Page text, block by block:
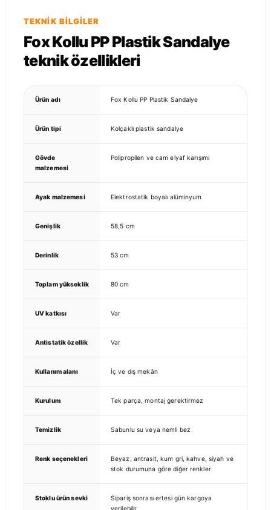
TEKNIK BILGILER
Fox Kollu PP Plastik Sandalye
teknik özellikleri
Ürün adı Fox Kollu PP Plastik Sandalye
Ürün tipi Kolçaklı plastik sandalye
Gövde
malzemesi
Polipropilen ve cam elyaf karışımı
Ayak malzemesi Elektrostatik boyalı alüminyum
Genişlik 58,5 cm
Derinlik 53 cm
Toplam yükseklik 80 cm
UV katkısı Var
Antistatik özellik Var
Kullanım alanı İç ve dış mekân
Kurulum Tek parça, montaj gerektirmez
Temizlik Sabunlu su veya nemli bez
Renk seçenekleri
Beyaz, antrasit, kum gri, kahve, siyah ve
stok durumuna göre diğer renkler
Stoklu ürün sevki
Sipariş sonrası ertesi gün kargoya
verilebilir